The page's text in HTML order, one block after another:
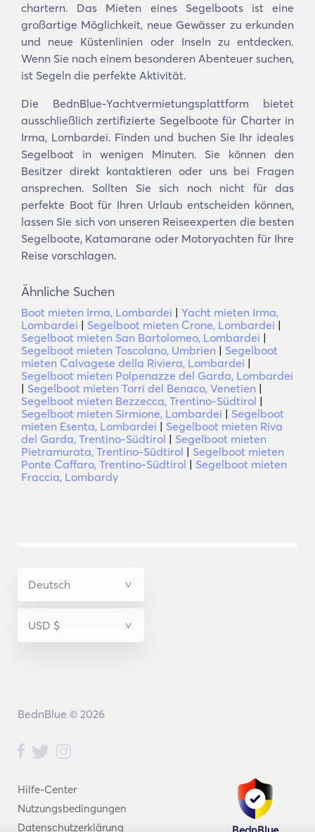
chartern. Das Mieten eines Segelboots ist eine
großartige Möglichkeit, neue Gewässer zu erkunden
und neue Küstenlinien oder Inseln zu entdecken.
Wenn Sie nach einem besonderen Abenteuer suchen,
ist Segeln die perfekte Aktivität.
Die BednBlue-Yachtvermietungsplattform bietet
ausschließlich zertifizierte Segelboote für Charter in
Irma, Lombardei. Finden und buchen Sie Ihr ideales
Segelboot in wenigen Minuten. Sie können den
Besitzer direkt kontaktieren oder uns bei Fragen
ansprechen. Sollten Sie sich noch nicht für das
perfekte Boot für Ihren Urlaub entscheiden können,
lassen Sie sich von unseren Reiseexperten die besten
Segelboote, Katamarane oder Motoryachten für Ihre
Reise vorschlagen.
Ähnliche Suchen
Boot mieten Irma, Lombardei | Yacht mieten Irma,
Lombardei | Segelboot mieten Crone, Lombardei |
Segelboot mieten San Bartolomeo, Lombardei |
Segelboot mieten Toscolano, Umbrien | Segelboot
mieten Calvagese della Riviera, Lombardei |
Segelboot mieten Polpenazze del Garda, Lombardei
| Segelboot mieten Torri del Benaco, Venetien |
Segelboot mieten Bezzecca, Trentino-Südtirol |
Segelboot mieten Sirmione, Lombardei | Segelboot
mieten Esenta, Lombardei | Segelboot mieten Riva
del Garda, Trentino-Südtirol | Segelboot mieten
Pietramurata, Trentino-Südtirol | Segelboot mieten
Ponte Caffaro, Trentino-Südtirol | Segelboot mieten
Fraccia, Lombardy
Hilfe-Center
Nutzungsbedingungen
Datenschutzerklärung
BednBlue © 2026